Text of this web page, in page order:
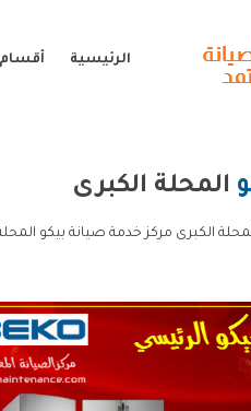
الرئيسية
المحلة الكبرى
الكبرى مركز خدمة صيانة بيكو